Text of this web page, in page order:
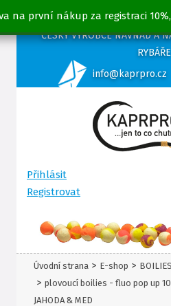
na první nákup za registraci
ČESKÝ VÝROBCE NÁVNAD A
RYBÁŘE
info@kaprpro.cz
Přihlásit
Registrovat
Úvodní strana > E-shop > BOILIES
> plovoucí boilies - fluo pop up
JAHODA & MED